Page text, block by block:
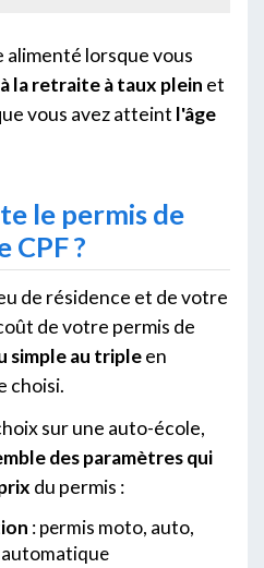
alimenté lorsque vous
la retraite à taux plein et
vous avez atteint l'âge
le permis de
CPF ?
de résidence et de votre
de votre permis de
simple au tripleen
choisi.
sur une auto-école,
des paramètres qui
du permis :
: permis moto, auto,
automatique